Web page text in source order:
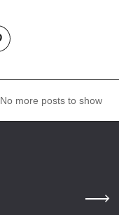
No more posts to show